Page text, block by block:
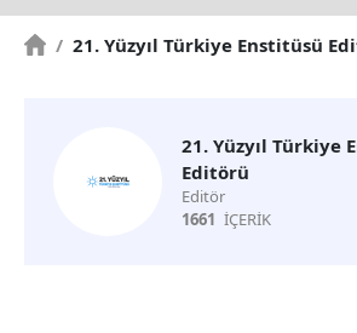
/ 21. Yüzyıl Türkiye Enstitüsü
21. Yüzyıl Türkiye
Editörü
Editör
1661 İÇERİK